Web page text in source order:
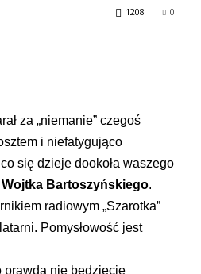
0
1208
za „niemanie” czegoś
i niefatygująco
się dzieje dookoła waszego
Wojtka Bartoszyńskiego.
radiowym „Szarotka”
Pomysłowość jest
prawda nie będziecie